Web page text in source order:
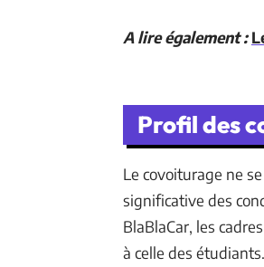
A lire également :
Profil des
Le covoiturage ne
significative des
BlaBlaCar, les
à celle des